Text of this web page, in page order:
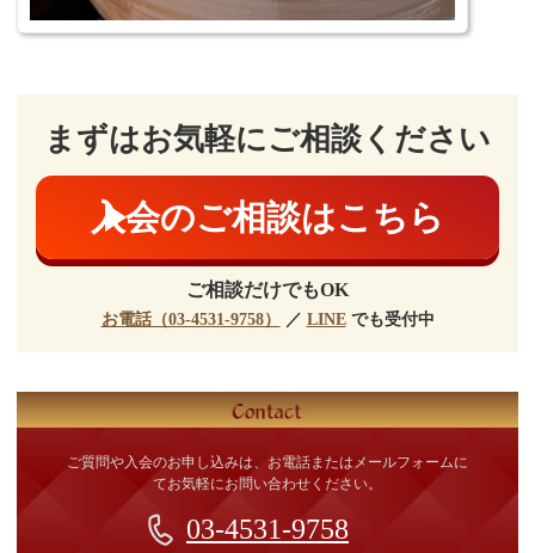
まずはお気軽にご相談ください
入会のご相談はこちら
ご相談だけでもOK
お電話（03-4531-9758） ／ LINEでも受付中
ご質問や入会のお申し込みは、お電話またはメールフォームに
てお気軽にお問い合わせください。
03-4531-9758